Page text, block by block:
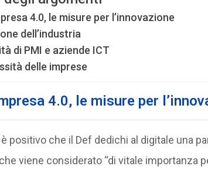
4.0, le misure per l’innovazione
dell’industria
di PMI e aziende ICT
delle imprese
4.0, le misure per
positivo che il Def dedichi al digitale una
viene considerato “di vitale importanza